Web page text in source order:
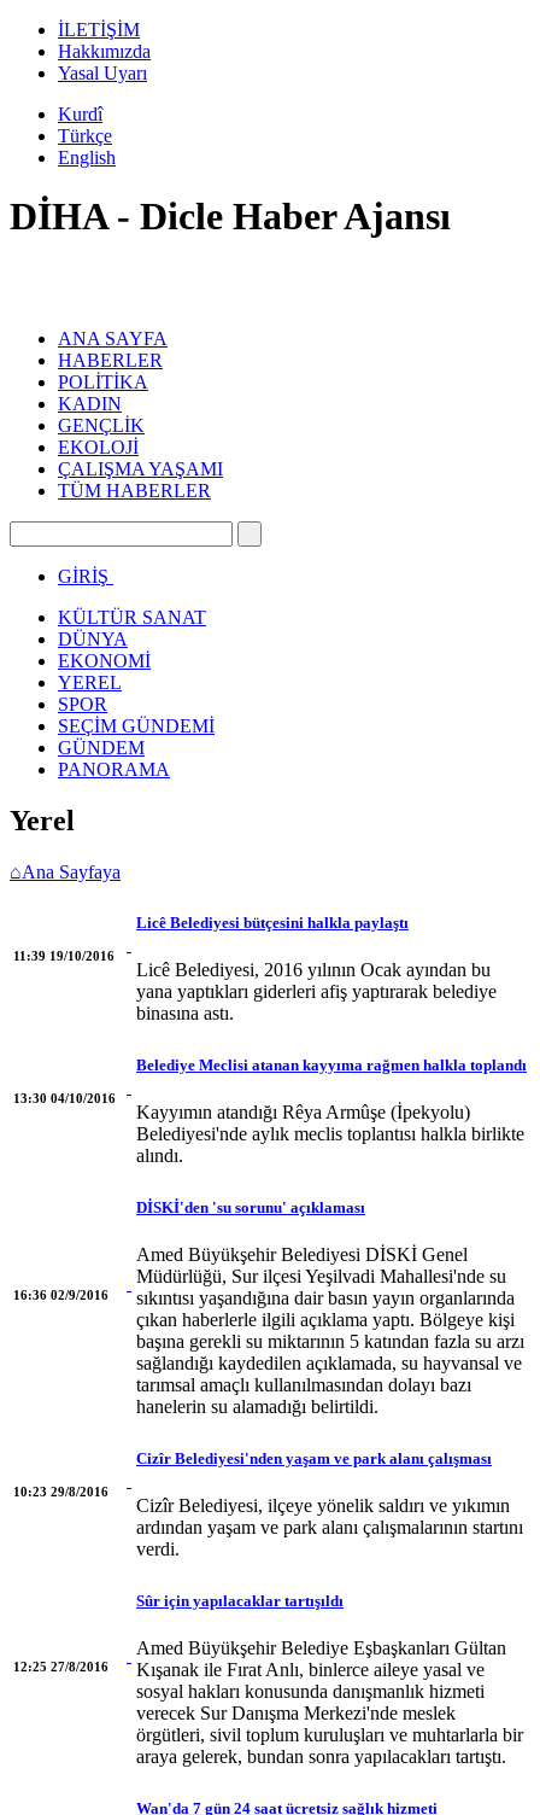
İLETİŞİM
Hakkımızda
Yasal Uyarı
Kurdî
Türkçe
English
DİHA - Dicle Haber Ajansı
ANA SAYFA
HABERLER
POLİTİKA
KADIN
GENÇLİK
EKOLOJİ
ÇALIŞMA YAŞAMI
TÜM HABERLER
GİRİŞ
KÜLTÜR SANAT
DÜNYA
EKONOMİ
YEREL
SPOR
SEÇİM GÜNDEMİ
GÜNDEM
PANORAMA
Yerel
⌂Ana Sayfaya
11:39 19/10/2016
Licê Belediyesi bütçesini halkla paylaştı
Licê Belediyesi, 2016 yılının Ocak ayından bu
yana yaptıkları giderleri afiş yaptırarak belediye
binasına astı.
13:30 04/10/2016
Belediye Meclisi atanan kayyıma rağmen halkla toplandı
Kayyımın atandığı Rêya Armûşe (İpekyolu)
Belediyesi'nde aylık meclis toplantısı halkla birlikte
alındı.
16:36 02/9/2016
DİSKİ'den 'su sorunu' açıklaması
Amed Büyükşehir Belediyesi DİSKİ Genel
Müdürlüğü, Sur ilçesi Yeşilvadi Mahallesi'nde su
sıkıntısı yaşandığına dair basın yayın organlarında
çıkan haberlerle ilgili açıklama yaptı. Bölgeye kişi
başına gerekli su miktarının 5 katından fazla su arzı
sağlandığı kaydedilen açıklamada, su hayvansal ve
tarımsal amaçlı kullanılmasından dolayı bazı
hanelerin su alamadığı belirtildi.
10:23 29/8/2016
Cizîr Belediyesi'nden yaşam ve park alanı çalışması
Cizîr Belediyesi, ilçeye yönelik saldırı ve yıkımın
ardından yaşam ve park alanı çalışmalarının startını
verdi.
12:25 27/8/2016
Sûr için yapılacaklar tartışıldı
Amed Büyükşehir Belediye Eşbaşkanları Gültan
Kışanak ile Fırat Anlı, binlerce aileye yasal ve
sosyal hakları konusunda danışmanlık hizmeti
verecek Sur Danışma Merkezi'nde meslek
örgütleri, sivil toplum kuruluşları ve muhtarlarla bir
araya gelerek, bundan sonra yapılacakları tartıştı.
Wan'da 7 gün 24 saat ücretsiz sağlık hizmeti